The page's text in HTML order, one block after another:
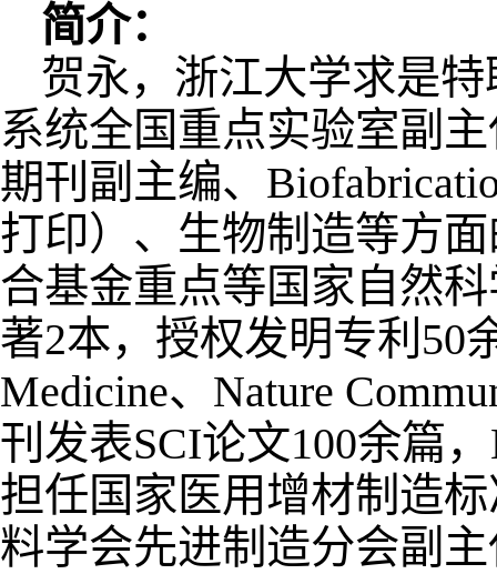
简介：
贺永，浙江大学求是
系统全国重点实验室副
期刊副主编、
打印）、生物制造等方
合基金重点等国家自然
著2本，授权发明专利50
Medicine、Nature
刊发表SCI论文100余篇
担任国家医用增材制造
料学会先进制造分会副